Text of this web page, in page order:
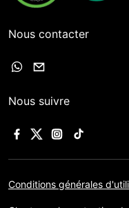
Nous contacter
Nous suivre
Conditions générales